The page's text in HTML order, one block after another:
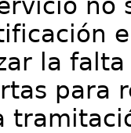
la
para